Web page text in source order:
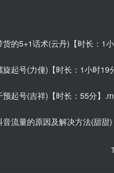
货的5+1话术(云丹)【时长：1
旋起号(力僮)【时长：1小时19
预起号(吉祥)【时长：55分】
音流量的原因及解决方法(甜甜